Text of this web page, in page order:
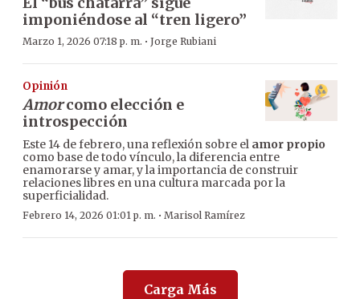
imponiéndose al “tren ligero”
Marzo 1, 2026 07:18 p. m. · Jorge Rubiani
Opinión
Amorcomo elección e
introspección
Este 14 de febrero, una reflexión sobre el amor propio
como base de todo vínculo, la diferencia entre
enamorarse y amar, y la importancia de construir
relaciones libres en una cultura marcada por la
superficialidad.
Febrero 14, 2026 01:01 p. m. · Marisol Ramírez
Carga Más